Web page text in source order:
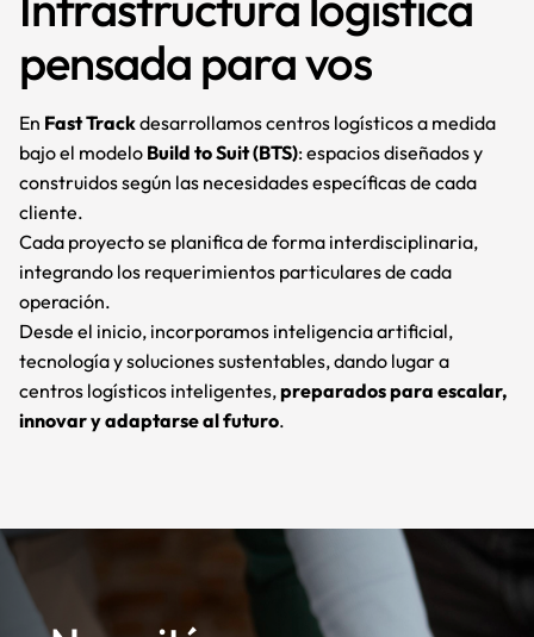
pensada para vos
En Fast Trackdesarrollamos centros logísticos a medida
bajo el modelo Build to Suit (BTS): espacios diseñados y
construidos según las necesidades específicas de cada
cliente.
Cada proyecto se planifica de forma interdisciplinaria,
integrando los requerimientos particulares de cada
operación.
Desde el inicio, incorporamos inteligencia artificial,
tecnología y soluciones sustentables, dando lugar a
centros logísticos inteligentes,preparados para escalar,
innovar y adaptarse al futuro.